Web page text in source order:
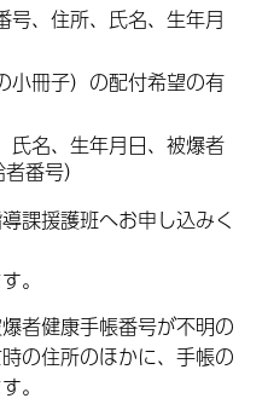
号、住所、氏名、生年月
小冊子）の配付希望の有
氏名、生年月日、被爆者
番号）
課援護班へお申し込みく
。
者健康手帳番号が不明の
の住所のほかに、手帳の
。